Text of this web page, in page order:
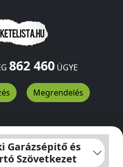
862 460ÜGYE
Megrendelés
Fenntartó SzövetkezetTarlo u
Garázsépitő és
Szövetkezet